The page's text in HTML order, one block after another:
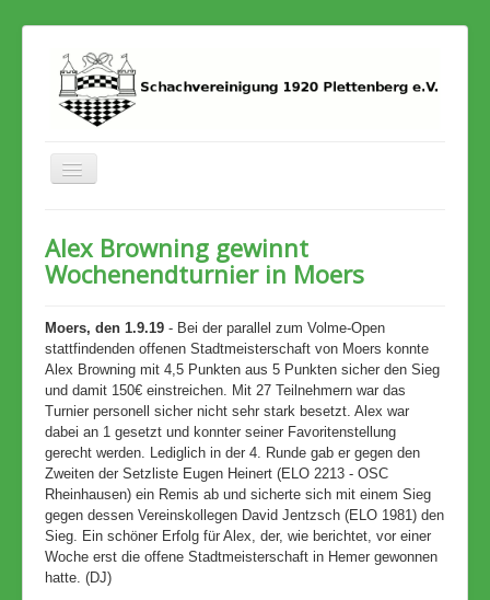
Toggle
Navigation
Termine
Archiv
Alex Browning gewinnt
Wochenendturnier in Moers
Moers, den 1.9.19 - Bei der parallel zum Volme-Open
stattfindenden offenen Stadtmeisterschaft von Moers konnte
Alex Browning mit 4,5 Punkten aus 5 Punkten sicher den Sieg
und damit 150€ einstreichen. Mit 27 Teilnehmern war das
Turnier personell sicher nicht sehr stark besetzt. Alex war
dabei an 1 gesetzt und konnter seiner Favoritenstellung
gerecht werden. Lediglich in der 4. Runde gab er gegen den
Zweiten der Setzliste Eugen Heinert (ELO 2213 - OSC
Rheinhausen) ein Remis ab und sicherte sich mit einem Sieg
gegen dessen Vereinskollegen David Jentzsch (ELO 1981) den
Sieg. Ein schöner Erfolg für Alex, der, wie berichtet, vor einer
Woche erst die offene Stadtmeisterschaft in Hemer gewonnen
hatte. (DJ)